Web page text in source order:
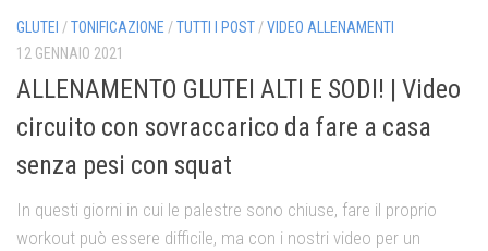
GLUTEI /TONIFICAZIONE /TUTTI I POST /VIDEO ALLENAMENTI
12 GENNAIO 2021
ALLENAMENTO GLUTEI ALTI E SODI! | Video
circuito con sovraccarico da fare a casa
senza pesi con squat
In questi giorni in cui le palestre sono chiuse, fare il proprio
workout può essere difficile, ma con i nostri video per un